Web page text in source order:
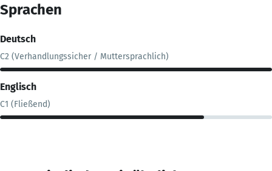
Sprachen
Deutsch
C2 (Verhandlungssicher / Muttersprachlich)
Englisch
C1 (Fließend)